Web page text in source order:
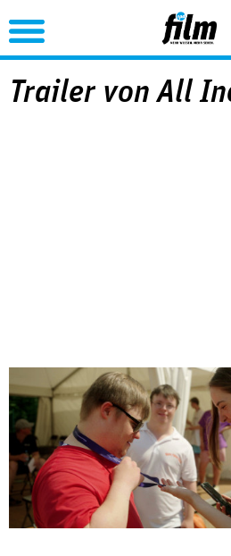
Jump to
Trailer von All